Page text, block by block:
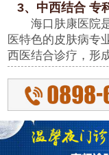
3、中西结合 专
海口肤康医院
医特色的皮肤病专
西医结合诊疗，形